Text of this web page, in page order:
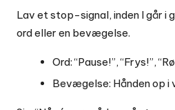
Lav et stop-signal, inden I går i
ord eller en bevægelse.
Ord: “Pause!”, “Frys!”,
Bevægelse: Hånden op